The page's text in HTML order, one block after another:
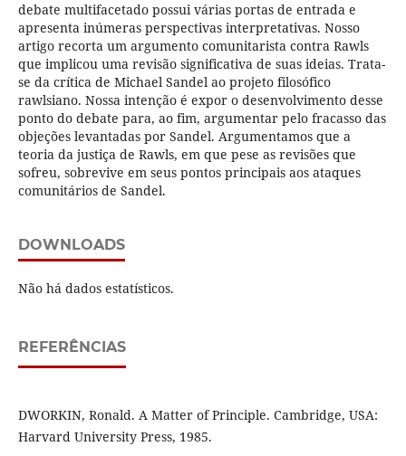
debate multifacetado possui várias portas de entrada e
apresenta inúmeras perspectivas interpretativas. Nosso
artigo recorta um argumento comunitarista contra Rawls
que implicou uma revisão significativa de suas ideias. Trata-
se da crítica de Michael Sandel ao projeto filosófico
rawlsiano. Nossa intenção é expor o desenvolvimento desse
ponto do debate para, ao fim, argumentar pelo fracasso das
objeções levantadas por Sandel. Argumentamos que a
teoria da justiça de Rawls, em que pese as revisões que
sofreu, sobrevive em seus pontos principais aos ataques
comunitários de Sandel.
DOWNLOADS
Não há dados estatísticos.
REFERÊNCIAS
DWORKIN, Ronald. A Matter of Principle. Cambridge, USA:
Harvard University Press, 1985.